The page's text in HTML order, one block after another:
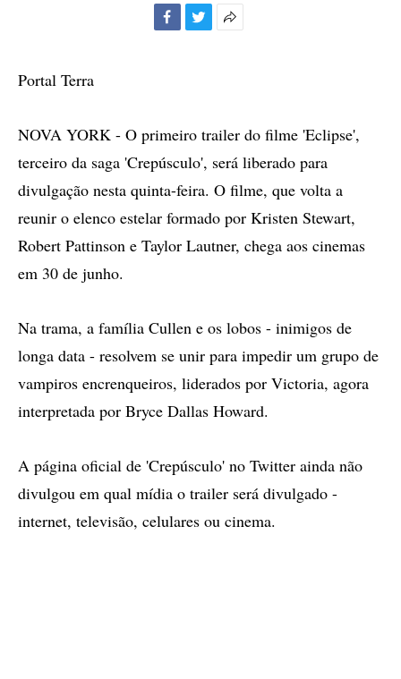
Portal Terra
NOVA YORK - O primeiro trailer do filme 'Eclipse',
terceiro da saga 'Crepúsculo', será liberado para
divulgação nesta quinta-feira. O filme, que volta a
reunir o elenco estelar formado por Kristen Stewart,
Robert Pattinson e Taylor Lautner, chega aos cinemas
em 30 de junho.
Na trama, a família Cullen e os lobos - inimigos de
longa data - resolvem se unir para impedir um grupo de
vampiros encrenqueiros, liderados por Victoria, agora
interpretada por Bryce Dallas Howard.
A página oficial de 'Crepúsculo' no Twitter ainda não
divulgou em qual mídia o trailer será divulgado -
internet, televisão, celulares ou cinema.